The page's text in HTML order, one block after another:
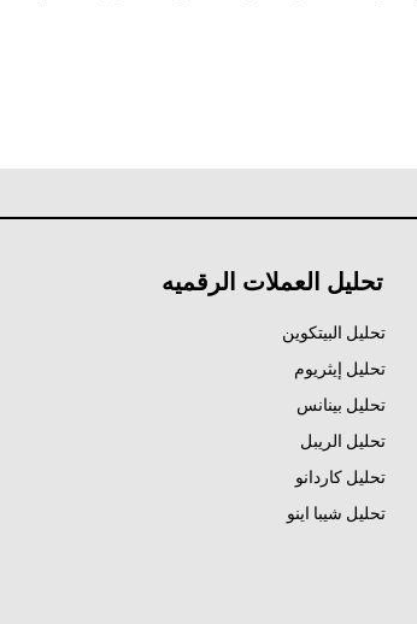
تحليل العملات الرقميه
تحليل البيتكوين
تحليل إيثريوم
تحليل بينانس
تحليل الريبل
تحليل كاردانو
تحليل شيبا اينو